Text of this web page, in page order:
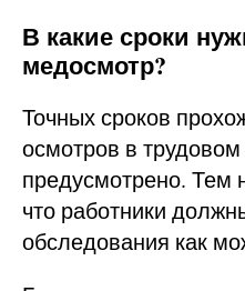
В какие сроки
медосмотр?
Точных сроков
осмотров в
предусмотрено. Тем
что работники
обследования как